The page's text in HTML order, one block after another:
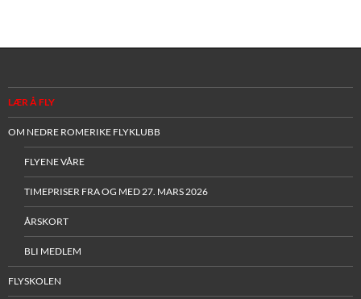
LÆR Å FLY
OM NEDRE ROMERIKE FLYKLUBB
FLYENE VÅRE
TIMEPRISER FRA OG MED 27. MARS 2026
ÅRSKORT
BLI MEDLEM
FLYSKOLEN